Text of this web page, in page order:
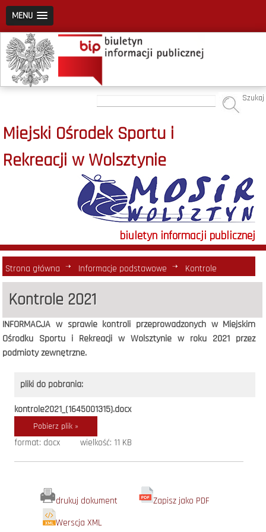
MENU
Szukaj
Miejski Ośrodek Sportu i
Rekreacji w Wolsztynie
biuletyn informacji publicznej
Strona główna Informacje podstawowe Kontrole
Kontrole 2021
INFORMACJA w sprawie kontroli przeprowadzonych w Miejskim
Ośrodku Sportu i Rekreacji w Wolsztynie w roku 2021 przez
podmioty zewnętrzne.
pliki do pobrania:
kontrole2021_(1645001315).docx
Pobierz plik »
format: docx wielkość: 11 KB
drukuj dokument
Zapisz jako PDF
Werscja XML